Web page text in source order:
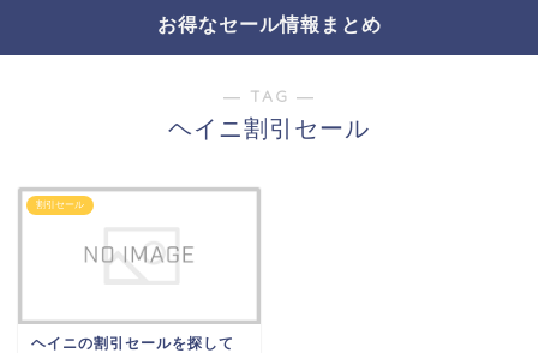
お得なセール情報まとめ
― TAG ―
ヘイニ割引セール
割引セール
ヘイニの割引セールを探して